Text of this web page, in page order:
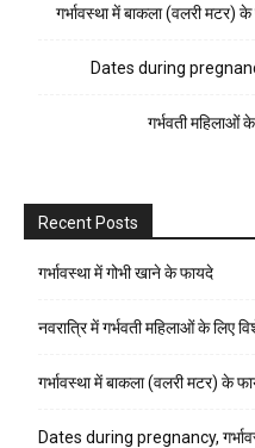
गर्भावस्था में बाकला (वलरी मटर)
Dates during
गर्भवती महिलाओं
Recent Posts
गर्भावस्था में गोभी खाने के फायदे
नवरात्रि में गर्भवती महिलाओं के लिए
गर्भावस्था में बाकला (वलरी मटर) के
Dates during pregnancy,